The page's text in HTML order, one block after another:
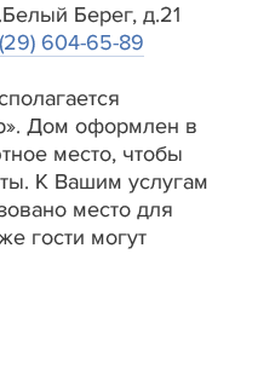
Берег, д.21
604-65-89
Дом оформлен в
место, чтобы
К Вашим услугам
место для
гости могут